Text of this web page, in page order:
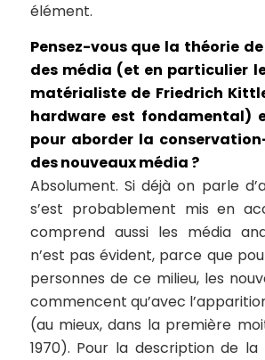
élément.
Pensez-vous que la théorie
des média (et en particulier
matérialiste de Friedrich
hardware est fondamental)
pour aborder la
des nouveaux média ?
Absolument. Si déjà on parle
s’est probablement mis en
comprend aussi les média
n’est pas évident, parce que
personnes de ce milieu, les
commencent qu’avec
(au mieux, dans la première
1970). Pour la description de la